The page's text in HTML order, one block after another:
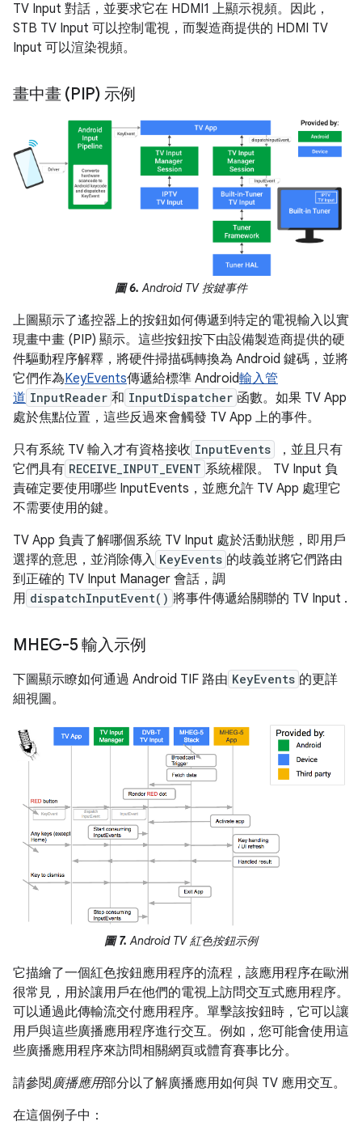
TV Input 對話，並要求它在 HDMI1 上顯示視頻。因此，
STB TV Input 可以控制電視，而製造商提供的 HDMI TV
Input 可以渲染視頻。
畫中畫 (PIP) 示例
圖 6. Android TV 按鍵事件
上圖顯示了遙控器上的按鈕如何傳遞到特定的電視輸入以實
現畫中畫 (PIP) 顯示。這些按鈕按下由設備製造商提供的硬
件驅動程序解釋，將硬件掃描碼轉換為 Android 鍵碼，並將
它們作為KeyEvents傳遞給標準 Android輸入管
道 InputReader 和 InputDispatcher 函數。如果 TV App
處於焦點位置，這些反過來會觸發 TV App 上的事件。
只有系統 TV 輸入才有資格接收 InputEvents
，並且只有
它們具有 RECEIVE_INPUT_EVENT 系統權限。 TV Input 負
責確定要使用哪些 InputEvents，並應允許 TV App 處理它
不需要使用的鍵。
TV App 負責了解哪個系統 TV Input 處於活動狀態，即用戶
選擇的意思，並消除傳入 KeyEvents 的歧義並將它們路由
到正確的 TV Input Manager 會話，調
用 dispatchInputEvent() 將事件傳遞給關聯的 TV Input .
MHEG-5 輸入示例
下圖顯示瞭如何通過 Android TIF 路由 KeyEvents 的更詳
細視圖。
圖 7. Android TV 紅色按鈕示例
它描繪了一個紅色按鈕應用程序的流程，該應用程序在歐洲
很常見，用於讓用戶在他們的電視上訪問交互式應用程序。
可以通過此傳輸流交付應用程序。單擊該按鈕時，它可以讓
用戶與這些廣播應用程序進行交互。例如，您可能會使用這
些廣播應用程序來訪問相關網頁或體育賽事比分。
請參閱廣播應用部分以了解廣播應用如何與 TV 應用交互。
在這個例子中：